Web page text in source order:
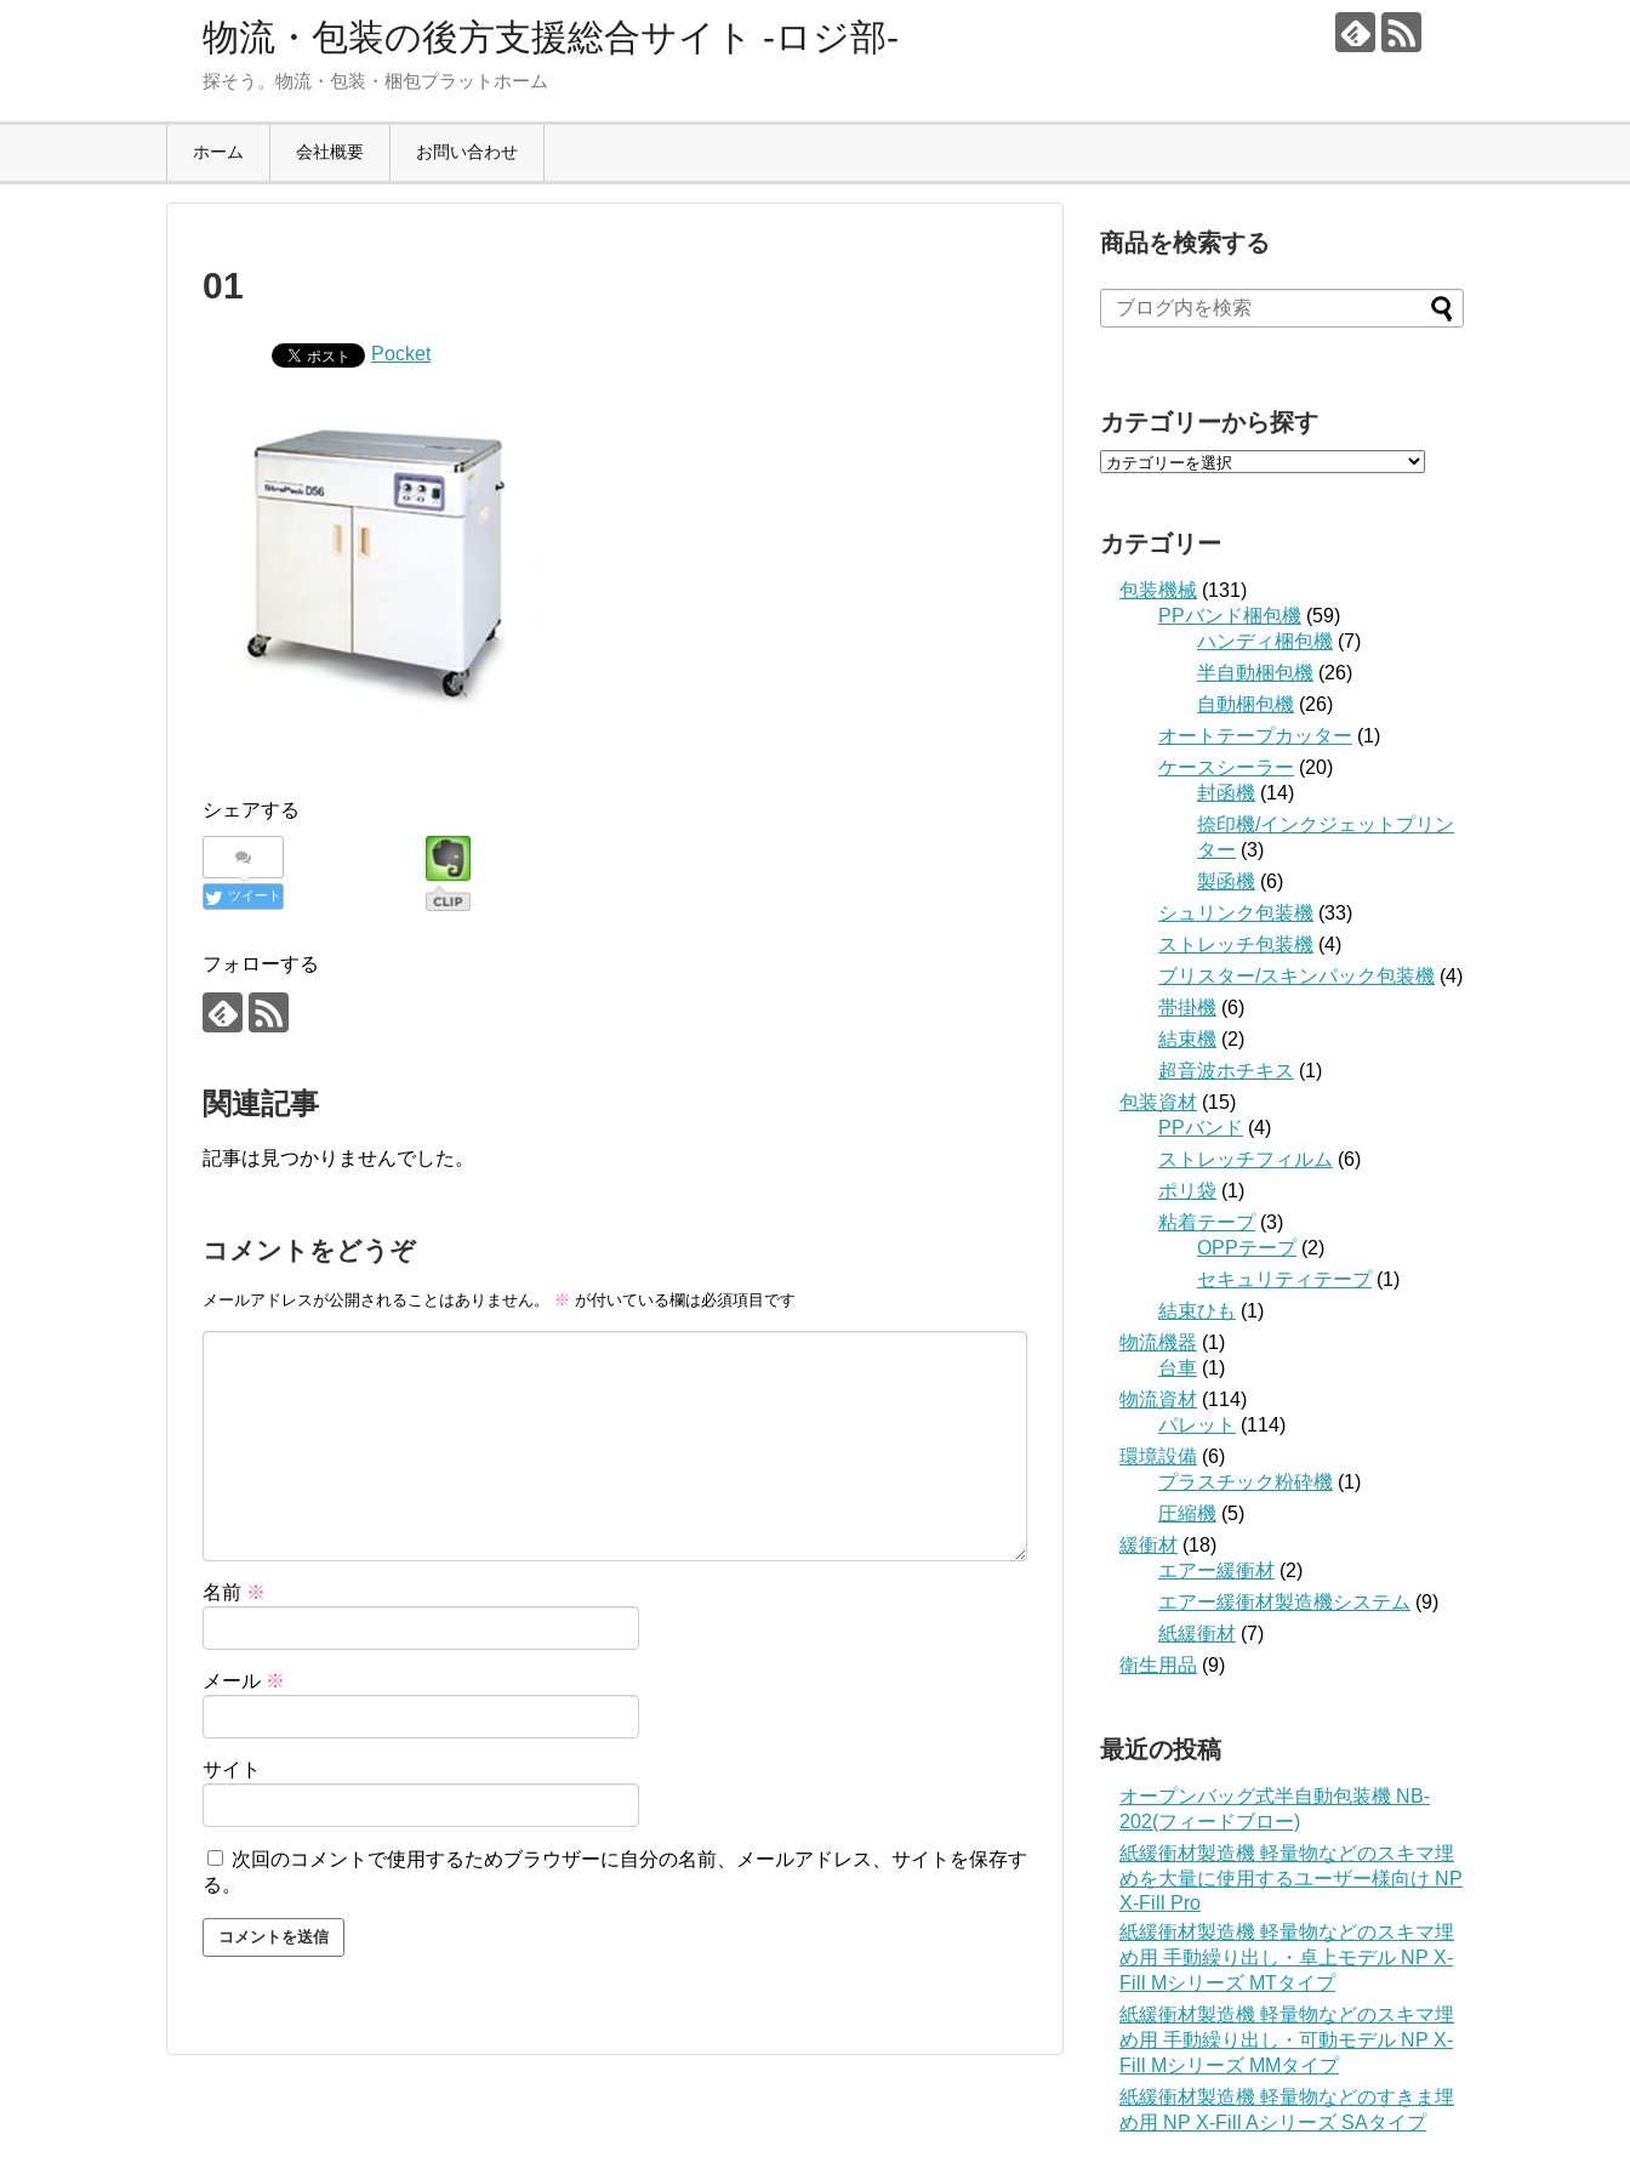
物流・包装の後方支援総合サイト -ロジ部-
探そう。物流・包装・梱包プラットホーム
ホーム 会社概要 お問い合わせ
01
Pocket
シェアする
ツイート
フォローする
関連記事
記事は見つかりませんでした。
コメントをどうぞ
メールアドレスが公開されることはありません。 ※ が付いている欄は必須項目です
名前 ※
メール ※
サイト
次回のコメントで使用するためブラウザーに自分の名前、メールアドレス、サイトを保存す
る。
商品を検索する
カテゴリーから探す
カテゴリー
包装機械 (131)
PPバンド梱包機 (59)
ハンディ梱包機 (7)
半自動梱包機 (26)
自動梱包機 (26)
オートテープカッター (1)
ケースシーラー (20)
封函機 (14)
捺印機/インクジェットプリン
ター (3)
製函機 (6)
シュリンク包装機 (33)
ストレッチ包装機 (4)
ブリスター/スキンパック包装機 (4)
帯掛機 (6)
結束機 (2)
超音波ホチキス (1)
包装資材 (15)
PPバンド (4)
ストレッチフィルム (6)
ポリ袋 (1)
粘着テープ(3)
OPPテープ(2)
セキュリティテープ(1)
結束ひも (1)
物流機器 (1)
台車 (1)
物流資材 (114)
パレット (114)
環境設備 (6)
プラスチック粉砕機 (1)
圧縮機 (5)
緩衝材 (18)
エアー緩衝材 (2)
エアー緩衝材製造機システム (9)
紙緩衝材 (7)
衛生用品 (9)
最近の投稿
オープンバッグ式半自動包装機 NB-
202(フィードブロー)
紙緩衝材製造機 軽量物などのスキマ埋
めを大量に使用するユーザー様向け NP
X-Fill Pro
紙緩衝材製造機 軽量物などのスキマ埋
め用 手動繰り出し・卓上モデル NP X-
Fill Mシリーズ MTタイプ
紙緩衝材製造機 軽量物などのスキマ埋
め用 手動繰り出し・可動モデル NP X-
Fill Mシリーズ MMタイプ
紙緩衝材製造機 軽量物などのすきま埋
め用 NP X-Fill Aシリーズ SAタイプ